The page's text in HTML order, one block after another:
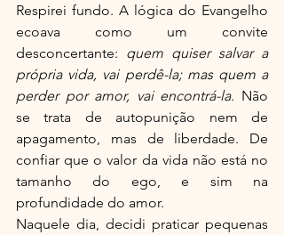
Respirei fundo. A lógica do Evangelho
ecoava como um convite
desconcertante: quem quiser salvar a
própria vida, vai perdê-la; mas quem a
perder por amor, vai encontrá-la. Não
se trata de autopunição nem de
apagamento, mas de liberdade. De
confiar que o valor da vida não está no
tamanho do ego, e sim na
profundidade do amor.
Naquele dia, decidi praticar pequenas